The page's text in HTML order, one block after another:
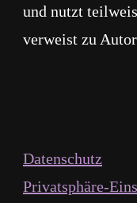
und nutzt
verweist zu
Datenschutz
Privatsphäre-